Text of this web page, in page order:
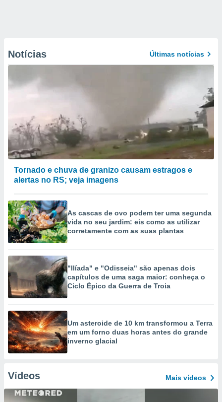
Notícias Últimas notícias
Tornado e chuva de granizo causam estragos e
alertas no RS; veja imagens
As cascas de ovo podem ter uma segunda
vida no seu jardim: eis como as utilizar
corretamente com as suas plantas
"Ilíada" e "Odisseia" são apenas dois
capítulos de uma saga maior: conheça o
Ciclo Épico da Guerra de Troia
Um asteroide de 10 km transformou a Terra
em um forno duas horas antes do grande
inverno glacial
Vídeos Mais vídeos